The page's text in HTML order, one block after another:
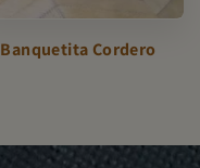
Banquetita Cordero